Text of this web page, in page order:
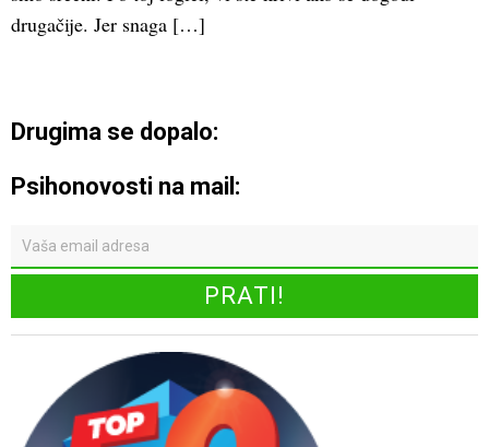
drugačije. Jer snaga […]
Drugima se dopalo:
Psihonovosti na mail: